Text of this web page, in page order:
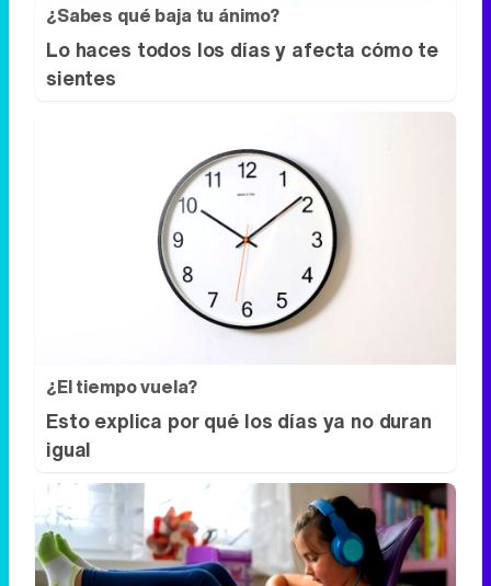
¿Sabes qué baja tu ánimo?
Lo haces todos los días y afecta cómo te
sientes
¿El tiempo vuela?
Esto explica por qué los días ya no duran
igual